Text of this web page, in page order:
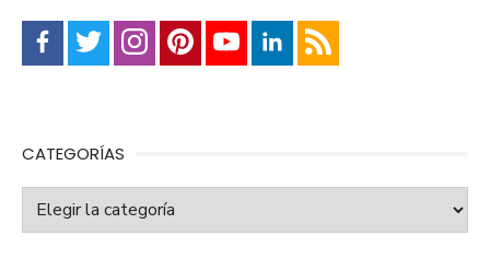
CATEGORÍAS
Categorías